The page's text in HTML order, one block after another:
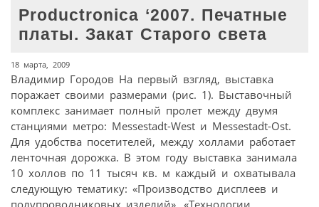
Productronica ‘2007. Печатные
платы. Закат Старого света
18 марта, 2009
Владимир Городов На первый взгляд, выставка
поражает своими размерами (рис. 1). Выставочный
комплекс занимает полный пролет между двумя
станциями метро: Messestadt-West и Messestadt-Ost.
Для удобства посетителей, между холлами работает
ленточная дорожка. В этом году выставка занимала
10 холлов по 11 тысяч кв. м каждый и охватывала
следующую тематику: «Производство дисплеев и
полупроводниковых изделий», «Технологии